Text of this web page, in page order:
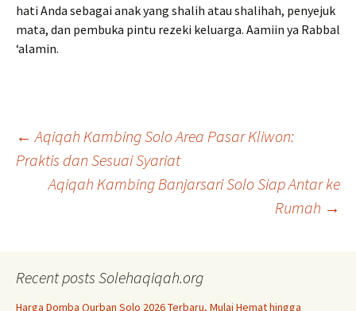
hati Anda sebagai anak yang shalih atau shalihah, penyejuk
mata, dan pembuka pintu rezeki keluarga. Aamiin ya Rabbal
‘alamin.
Post
navigation
← Aqiqah Kambing Solo Area Pasar Kliwon:
Praktis dan Sesuai Syariat
Aqiqah Kambing Banjarsari Solo Siap Antar ke
Rumah →
Recent posts Solehaqiqah.org
Harga Domba Qurban Solo 2026 Terbaru, Mulai Hemat hingga